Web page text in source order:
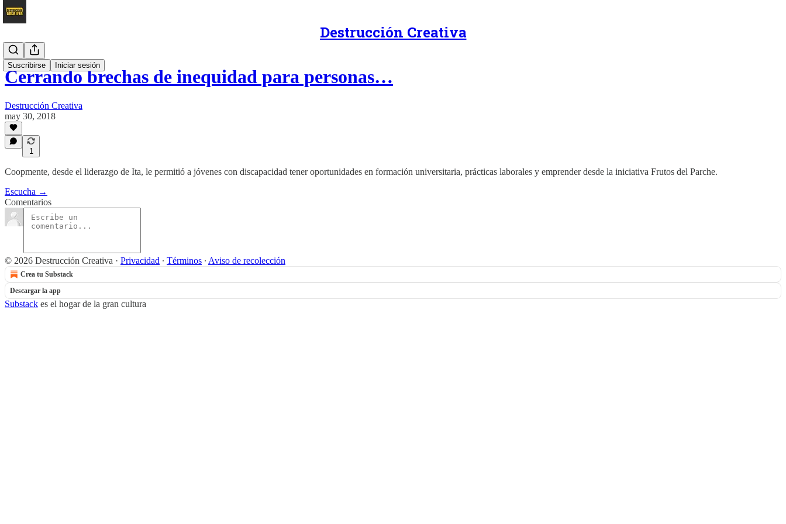
Destrucción Creativa
Suscribirse Iniciar sesión
Cerrando brechas de inequidad para personas…
Destrucción Creativa
may 30, 2018
1
Coopmente, desde el liderazgo de Ita, le permitió a jóvenes con discapacidad tener oportunidades en formación universitaria, prácticas laborales y emprender desde la iniciativa Frutos del Parche.
Escucha →
Comentarios
© 2026 Destrucción Creativa · Privacidad ∙ Términos ∙ Aviso de recolección
Crea tu Substack
Descargar la app
Substack es el hogar de la gran cultura